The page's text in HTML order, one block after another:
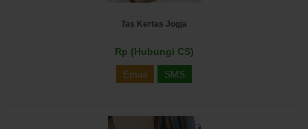
Tas Kertas Jogja
Rp (Hubungi CS)
Email SMS